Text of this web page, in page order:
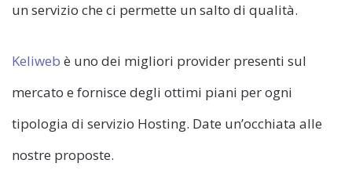
un servizio che ci permette un salto di qualità.
Keliweb è uno dei migliori provider presenti sul
mercato e fornisce degli ottimi piani per ogni
tipologia di servizio Hosting. Date un’occhiata alle
nostre proposte.